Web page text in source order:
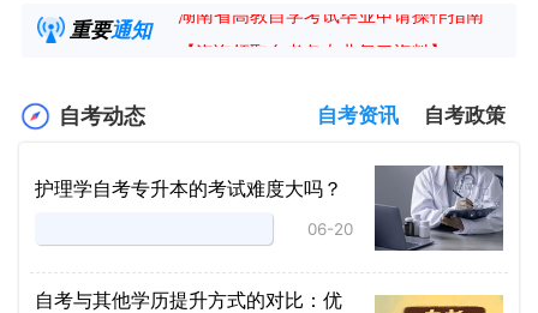
重要通知
【咨询领取自考各专业复习资料】
自考动态 自考资讯 自考政策
护理学自考专升本的考试难度大吗？
06-20
自考与其他学历提升方式的对比：优